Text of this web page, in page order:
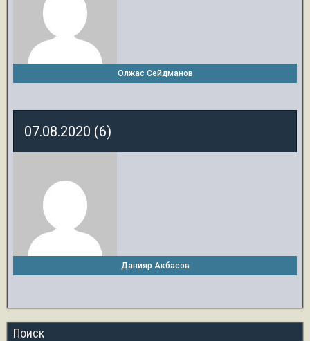
Олжас Сейдманов
07.08.2020 (6)
Данияр Акбасов
Поиск